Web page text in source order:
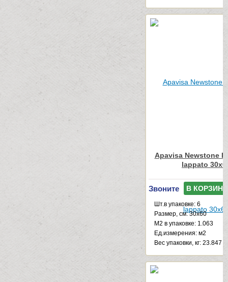
Apavisa Newstone
lappato
Звоните В КОРЗИНУ
Шт.в упаковке: 6
Размер, см: 30x60
М2 в упаковке: 1.063
Ед.измерения: м2
Веc упаковки, кг: 23.847